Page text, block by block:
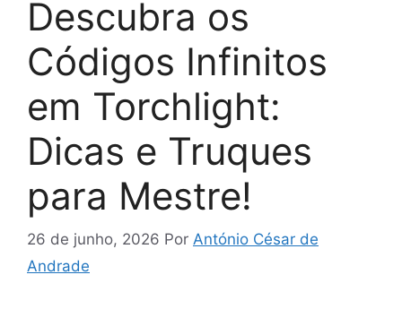
Descubra os
Códigos Infinitos
em Torchlight:
Dicas e Truques
para Mestre!
26 de junho, 2026 Por António César de
Andrade